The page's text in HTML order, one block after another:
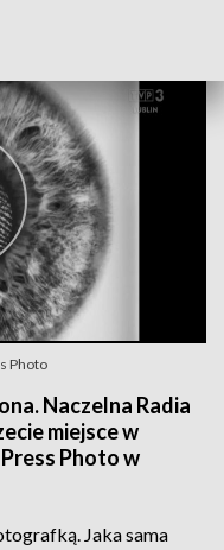
Photo
Naczelna Radia
miejsce w
Photo w
Jaka sama